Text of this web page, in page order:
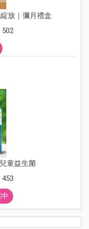
放｜彌月禮盒
502
童益生菌